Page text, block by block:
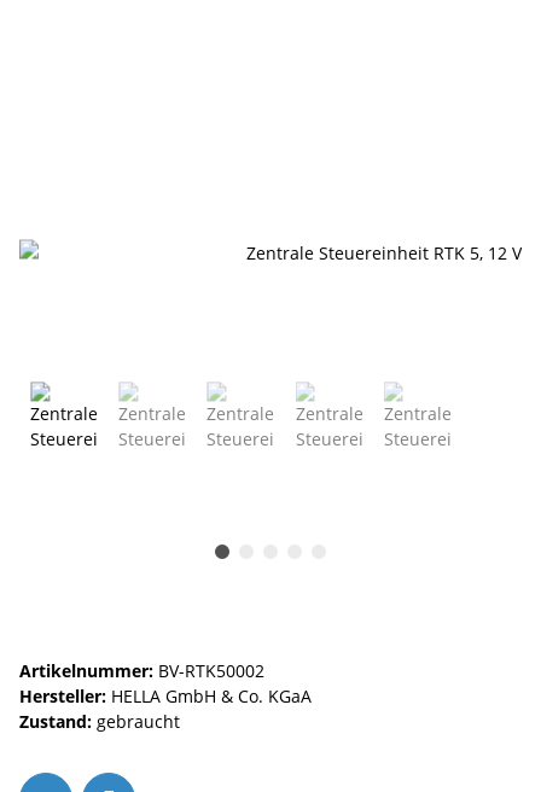
Artikelnummer: BV-RTK50002
Hersteller: HELLA GmbH & Co. KGaA
Zustand: gebraucht